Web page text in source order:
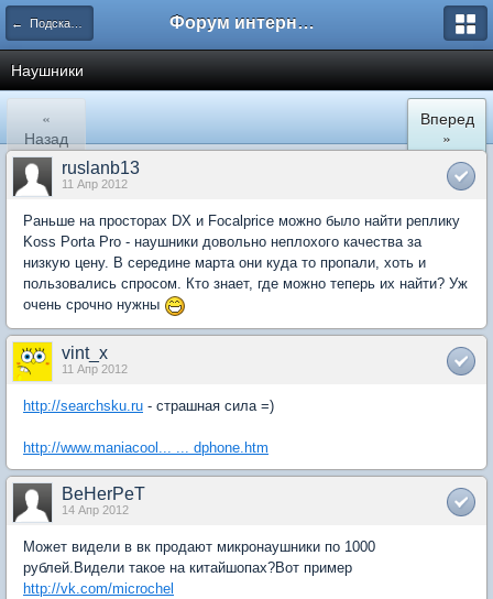
← Подскажите где купить Форум интернет покупателей
Наушники
«
Назад
Вперед
»
ruslanb13
11 Апр 2012
Раньше на просторах DX и Focalprice можно было найти реплику
Koss Porta Pro - наушники довольно неплохого качества за
низкую цену. В середине марта они куда то пропали, хоть и
пользовались спросом. Кто знает, где можно теперь их найти? Уж
очень срочно нужны
vint_x
11 Апр 2012
http://searchsku.ru - страшная сила =)
http://www.maniacool... ... dphone.htm
BeHerPeT
14 Апр 2012
Может видели в вк продают микронаушники по 1000
рублей.Видели такое на китайшопах?Вот пример
http://vk.com/microchel